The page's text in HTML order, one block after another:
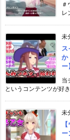
レ
未
ス
か
ー
当
というコンテンツが好き
未
ー